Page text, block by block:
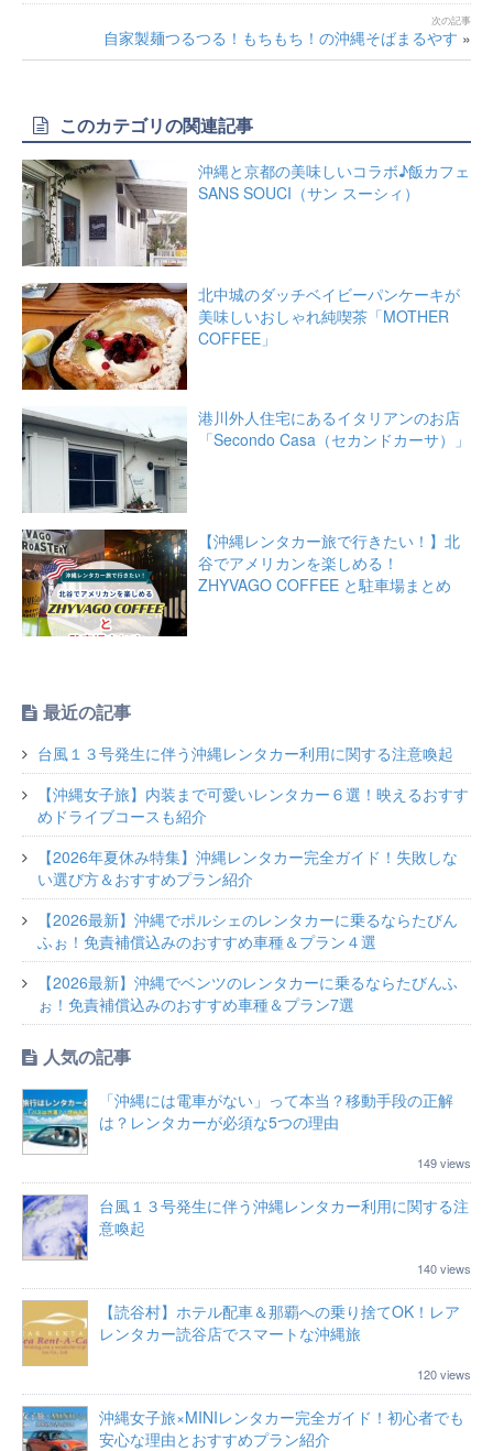
自家製麺つるつる！もちもち！の沖縄そばまるやす »
このカテゴリの関連記事
沖縄と京都の美味しいコラボ♪飯カフェ
SANS SOUCI（サン スーシィ）
北中城のダッチベイビーパンケーキが
美味しいおしゃれ純喫茶「MOTHER
COFFEE」
港川外人住宅にあるイタリアンのお店
「Secondo Casa（セカンドカーサ）」
【沖縄レンタカー旅で行きたい！】北
谷でアメリカンを楽しめる！
ZHYVAGO COFFEE と駐車場まとめ
最近の記事
台風１３号発生に伴う沖縄レンタカー利用に関する注意喚起
【沖縄女子旅】内装まで可愛いレンタカー６選！映えるおすす
めドライブコースも紹介
【2026年夏休み特集】沖縄レンタカー完全ガイド！失敗しな
い選び方＆おすすめプラン紹介
【2026最新】沖縄でポルシェのレンタカーに乗るならたびん
ふぉ！免責補償込みのおすすめ車種＆プラン４選
【2026最新】沖縄でベンツのレンタカーに乗るならたびんふ
ぉ！免責補償込みのおすすめ車種＆プラン7選
人気の記事
「沖縄には電車がない」って本当？移動手段の正解
は？レンタカーが必須な5つの理由
149 views
台風１３号発生に伴う沖縄レンタカー利用に関する注
意喚起
140 views
【読谷村】ホテル配車＆那覇への乗り捨てOK！レア
レンタカー読谷店でスマートな沖縄旅
120 views
沖縄女子旅×MINIレンタカー完全ガイド！初心者でも
安心な理由とおすすめプラン紹介